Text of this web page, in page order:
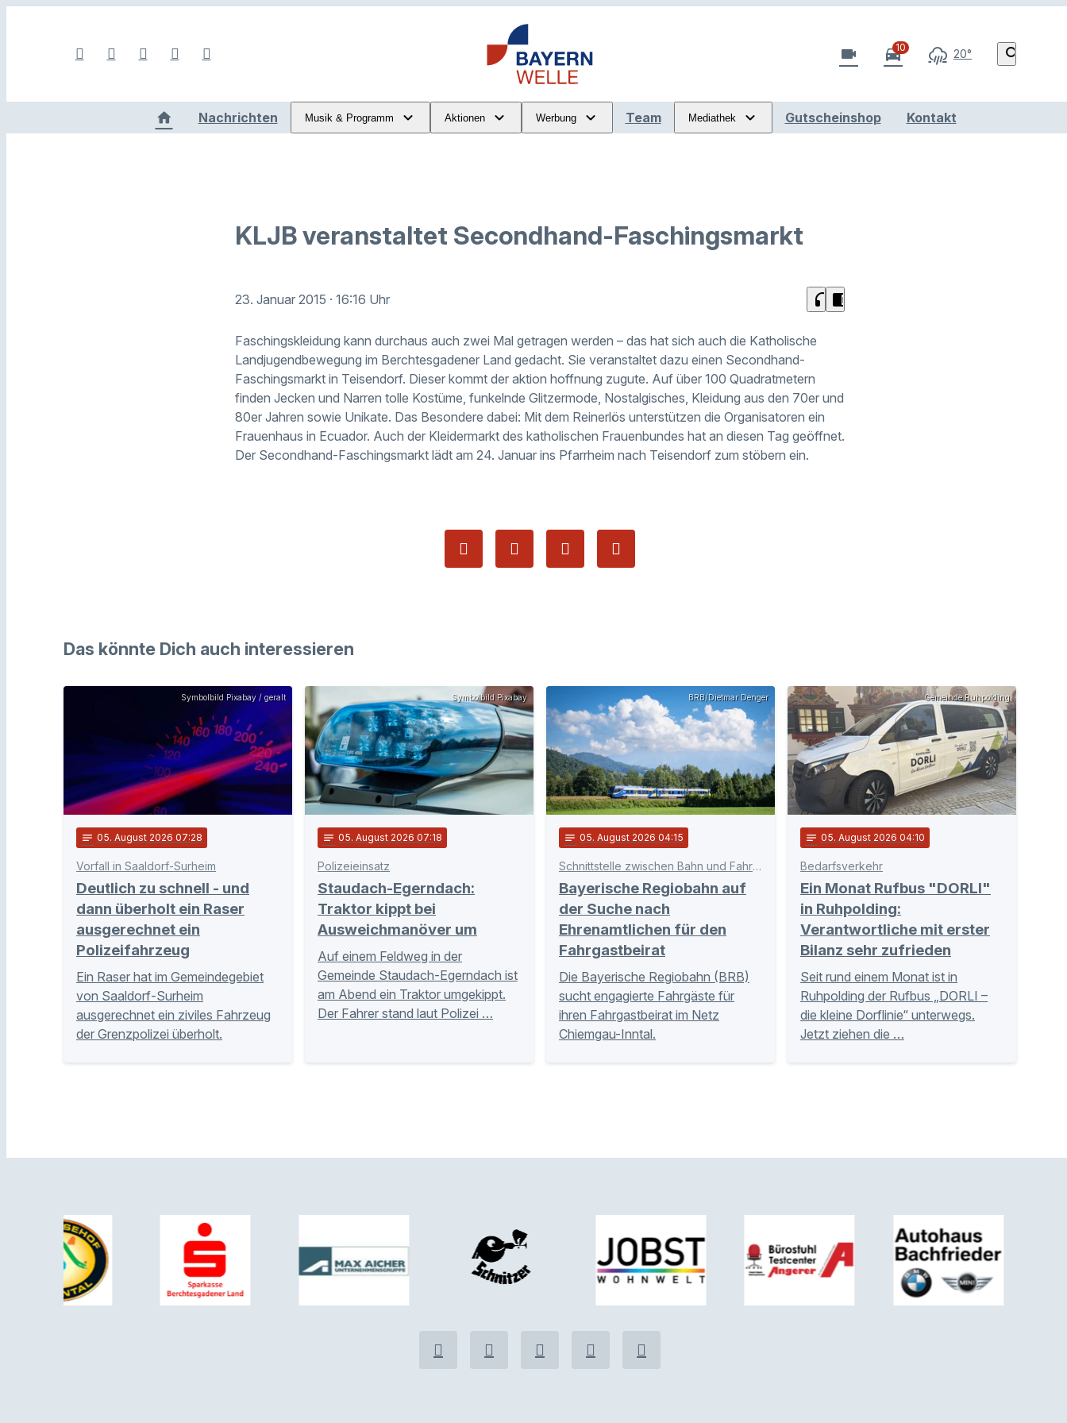
videocam directions_car
10 20° search
Nachrichten Musik & Programm Aktionen Werbung Team Mediathek Gutscheinshop Kontakt
KLJB veranstaltet Secondhand-Faschingsmarkt
23. Januar 2015 · 16:16 Uhr headphones chrome_reader_mode
Faschingskleidung kann durchaus auch zwei Mal getragen werden – das hat sich auch die Katholische
Landjugendbewegung im Berchtesgadener Land gedacht. Sie veranstaltet dazu einen Secondhand-
Faschingsmarkt in Teisendorf. Dieser kommt der aktion hoffnung zugute. Auf über 100 Quadratmetern
finden Jecken und Narren tolle Kostüme, funkelnde Glitzermode, Nostalgisches, Kleidung aus den 70er und
80er Jahren sowie Unikate. Das Besondere dabei: Mit dem Reinerlös unterstützen die Organisatoren ein
Frauenhaus in Ecuador. Auch der Kleidermarkt des katholischen Frauenbundes hat an diesen Tag geöffnet.
Der Secondhand-Faschingsmarkt lädt am 24. Januar ins Pfarrheim nach Teisendorf zum stöbern ein.
Das könnte Dich auch interessieren
Symbolbild Pixabay / geralt
notes 05. August 2026 07:28
Vorfall in Saaldorf-Surheim
Deutlich zu schnell - und
dann überholt ein Raser
ausgerechnet ein
Polizeifahrzeug
Ein Raser hat im Gemeindegebiet
von Saaldorf-Surheim
ausgerechnet ein ziviles Fahrzeug
der Grenzpolizei überholt.
Symbolbild Pixabay
notes 05. August 2026 07:18
Polizeieinsatz
Staudach-Egerndach:
Traktor kippt bei
Ausweichmanöver um
Auf einem Feldweg in der
Gemeinde Staudach-Egerndach ist
am Abend ein Traktor umgekippt.
Der Fahrer stand laut Polizei …
BRB/Dietmar Denger
notes 05. August 2026 04:15
Schnittstelle zwischen Bahn und Fahrgästen
Bayerische Regiobahn auf
der Suche nach
Ehrenamtlichen für den
Fahrgastbeirat
Die Bayerische Regiobahn (BRB)
sucht engagierte Fahrgäste für
ihren Fahrgastbeirat im Netz
Chiemgau-Inntal.
Gemeinde Ruhpolding
notes 05. August 2026 04:10
Bedarfsverkehr
Ein Monat Rufbus "DORLI"
in Ruhpolding:
Verantwortliche mit erster
Bilanz sehr zufrieden
Seit rund einem Monat ist in
Ruhpolding der Rufbus „DORLI –
die kleine Dorflinie“ unterwegs.
Jetzt ziehen die …